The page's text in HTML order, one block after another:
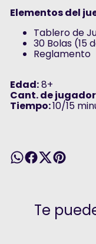
Elementos del
Tablero de
30 Bolas (15
Reglamento
Edad:8+
Cant. de
Tiempo:10/15
Te